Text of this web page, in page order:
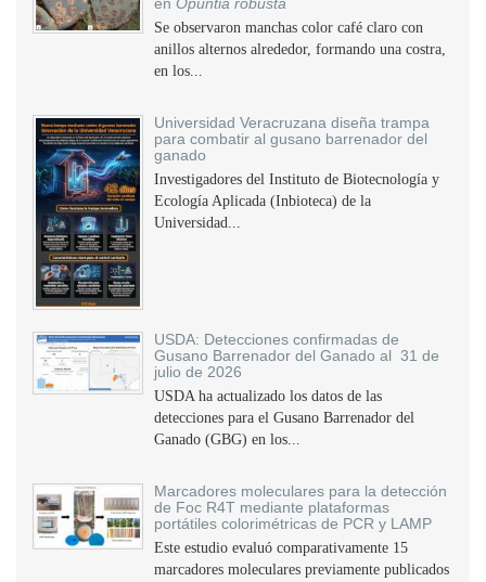
Se observaron manchas color café claro con
anillos alternos alrededor, formando una costra,
en los...
Universidad Veracruzana diseña trampa
para combatir al gusano barrenador del
ganado
Investigadores del Instituto de Biotecnología y
Ecología Aplicada (Inbioteca) de la
Universidad...
USDA: Detecciones confirmadas de
Gusano Barrenador del Ganado al 31 de
julio de 2026
USDA ha actualizado los datos de las
detecciones para el Gusano Barrenador del
Ganado (GBG) en los...
Marcadores moleculares para la detección
de Foc R4T mediante plataformas
portátiles colorimétricas de PCR y LAMP
Este estudio evaluó comparativamente 15
marcadores moleculares previamente publicados